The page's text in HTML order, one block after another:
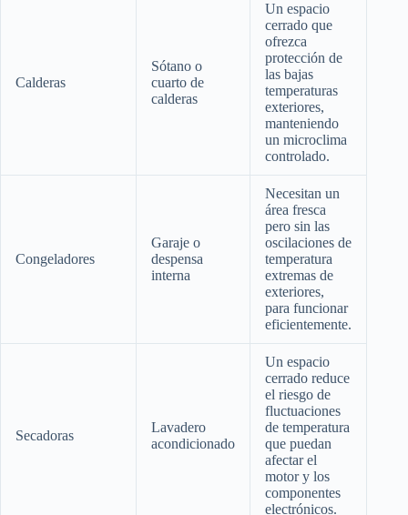
Calderas
Sótano o
cuarto de
calderas
Un espacio
cerrado que
ofrezca
protección de
las bajas
temperaturas
exteriores,
manteniendo
un microclima
controlado.
Congeladores
Garaje o
despensa
interna
Necesitan un
área fresca
pero sin las
oscilaciones de
temperatura
extremas de
exteriores,
para funcionar
eficientemente.
Secadoras
Lavadero
acondicionado
Un espacio
cerrado reduce
el riesgo de
fluctuaciones
de temperatura
que puedan
afectar el
motor y los
componentes
electrónicos.